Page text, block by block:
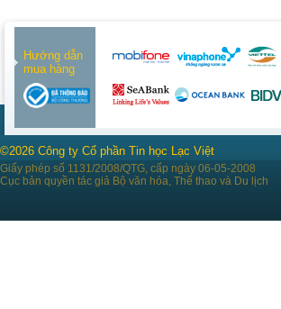
Hướng dẫn
mua hàng
©2026 Công ty Cổ phần Tin học Lạc Việt
Giấy phép số 1131/2008/QTG, cấp ngày 06-05-2008
Cục bản quyền tác giả Bộ văn hóa, Thể thao và Du lịch